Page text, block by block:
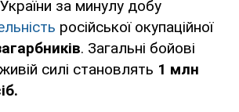
за минулу добу
російської окупаційної
. Загальні бойові
силі становлять 1 млн